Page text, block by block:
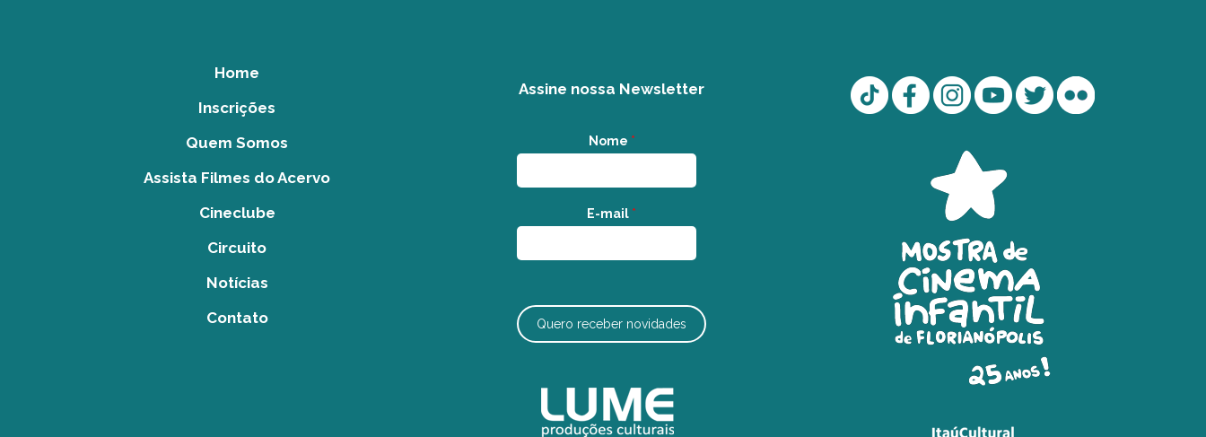
Home
Inscrições
Quem Somos
Assista Filmes do Acervo
Cineclube
Circuito
Notícias
Contato
Assine nossa Newsletter
Nome *
E-mail *
Quero receber novidades